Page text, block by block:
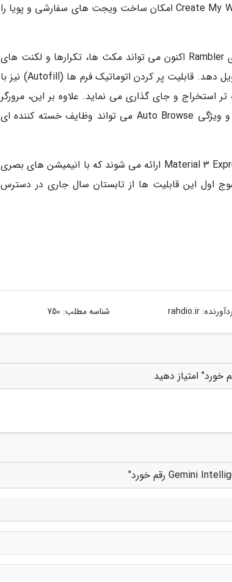
صفحه نمایش را نیز درک می نماید. بعلاوه، قابلیت خلاقانه Create My Widget امکان ساخت ویجت های سفارشی و پویا را
در بخش تایپ صوتی، کیبورد گوگل (Gboard) با استفاده از فناوری Rambler اکنون می تواند مکث ها، تکرارها و لکنت های
کلامی را تشخیص داده و متنی روان، طبیعی و اصلاح شده را تحویل دهد. قابلیت پر کردن اتوماتیک فرم ها (Autofill) نیز با
استخراج و جای گذاری می نماید. علاوه بر این، مرورگر
کروم به دستیار هوشمند برای خلاصه سازی و تحقیق مجهز شده و ویژگی Auto Browse می تواند وظایف خسته کننده ای
تمامی این امکانات مجذوب کننده در قالب زبان طراحی نو Material 3 Expressive ارائه می شوند که با انیمیشن های بصری
اول این قابلیت ها از تابستان سال جاری در دسترس
rahdio.ir شناسه مطلب: 750